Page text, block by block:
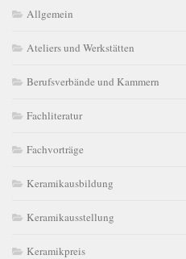
Allgemein
Ateliers und Werkstätten
Berufsverbände und Kammern
Fachliteratur
Fachvorträge
Keramikausbildung
Keramikausstellung
Keramikpreis